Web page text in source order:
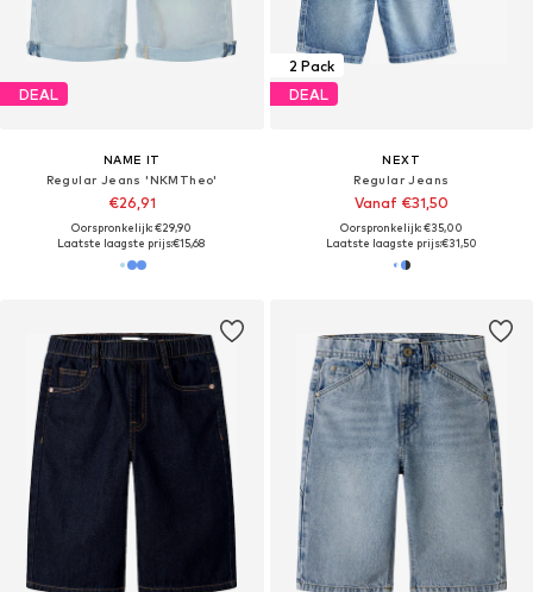
DEAL
NAME IT
Regular Jeans 'NKMTheo'
€26,91
Oorspronkelijk: €29,90
Laatste laagste prijs:€15,68
2 Pack
DEAL
NEXT
Regular Jeans
Vanaf €31,50
Oorspronkelijk: €35,00
Laatste laagste prijs:€31,50